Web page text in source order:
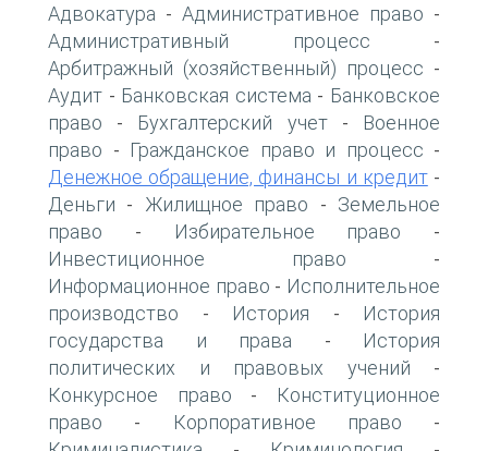
Адвокатура - Административное право -
Административный процесс -
Арбитражный (хозяйственный) процесс -
Аудит - Банковская система - Банковское
право - Бухгалтерский учет-
Военное
право - Гражданское право и процесс -
Денежное обращение, финансы и кредит-
Деньги - Жилищное право - Земельное
право - Избирательное право -
Инвестиционное право -
Информационное право - Исполнительное
производство - История -
История
государства и права -
История
политических и правовых учений -
Конкурсное право -
Конституционное
право - Корпоративное право -